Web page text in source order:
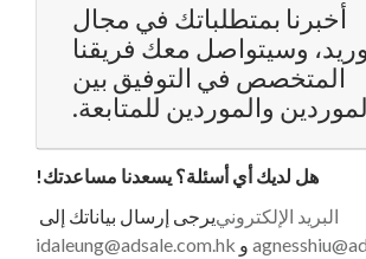
أخبرنا بمتطلباتك في مجال
وسيتواصل معك فريقنا
المتخصص في التوفيق بين
والموردين للمتابعة.
هل لديك أي أسئلة؟ يسعدنا مساعدتك!
يرجى إرسال بياناتك إلىالبريد الإلكتروني
idaleung@adsale.com.hk و